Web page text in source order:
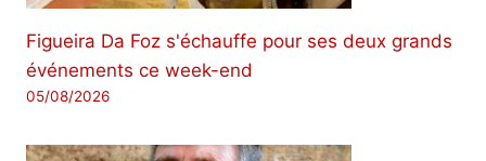
Figueira Da Foz s'échauffe pour ses deux grands
événements ce week-end
05/08/2026